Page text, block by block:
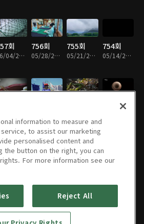
회
06/04/2026 • 49분
756회
05/28/2026 • 49분
755회
05/21/2026 • 49분
754회
05/14/2026 • 49분
748회
회 744회 743회 742회
information to measure and
to assist our marketing
personalised content and
the button on the right, you can
For more information see our
Reject All